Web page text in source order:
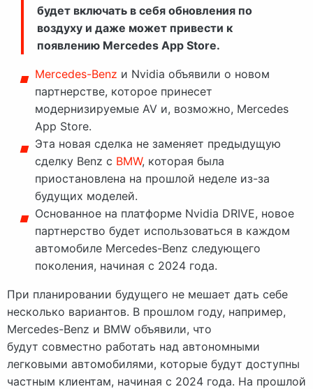
будет включать в себя обновления по
воздуху и даже может привести к
появлению Mercedes App Store.
Mercedes-Benz и Nvidia объявили о новом
партнерстве, которое принесет
модернизируемые AV и, возможно, Mercedes
App Store.
Эта новая сделка не заменяет предыдущую
сделку Benz с BMW, которая была
приостановлена ​​на прошлой неделе из-за
будущих моделей.
Основанное на платформе Nvidia DRIVE, новое
партнерство будет использоваться в каждом
автомобиле Mercedes-Benz следующего
поколения, начиная с 2024 года.
При планировании будущего не мешает дать себе
несколько вариантов. В прошлом году, например,
Mercedes-Benz и BMW объявили, что
будут совместно работать над автономными
легковыми автомобилями, которые будут доступны
частным клиентам, начиная с 2024 года. На прошлой